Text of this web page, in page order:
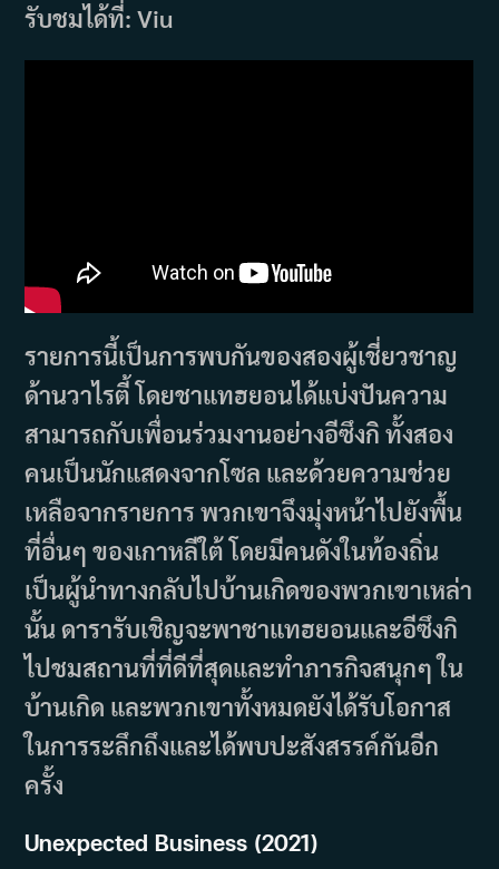
รับชมได้ที่: Viu
รายการนี้เป็นการพบกันของสองผู้เชี่ยวชาญ
ด้านวาไรตี้ โดยชาแทฮยอนได้แบ่งปันความ
สามารถกับเพื่อนร่วมงานอย่างอีซึงกิ ทั้งสอง
คนเป็นนักแสดงจากโซล และด้วยความช่วย
เหลือจากรายการ พวกเขาจึงมุ่งหน้าไปยังพื้น
ที่อื่นๆ ของเกาหลีใต้ โดยมีคนดังในท้องถิ่น
เป็นผู้นำทางกลับไปบ้านเกิดของพวกเขาเหล่า
นั้น ดารารับเชิญจะพาชาแทฮยอนและอีซึงกิ
ไปชมสถานที่ที่ดีที่สุดและทำภารกิจสนุกๆ ใน
บ้านเกิด และพวกเขาทั้งหมดยังได้รับโอกาส
ในการระลึกถึงและได้พบปะสังสรรค์กันอีก
ครั้ง
Unexpected Business (2021)